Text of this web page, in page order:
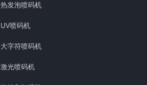
热发泡喷码机
UV喷码机
大字符喷码机
激光喷码机